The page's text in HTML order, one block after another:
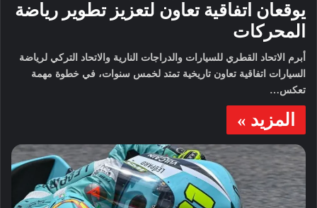
يوقعان اتفاقية تعاون لتعزيز تطوير رياضة
المحركات
أبرم الاتحاد القطري للسيارات والدراجات النارية والاتحاد التركي لرياضة
السيارات اتفاقية تعاون تاريخية تمتد لخمس سنوات، في خطوة مهمة
تعكس…
المزيد »